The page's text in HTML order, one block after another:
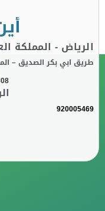
الرياض - المملكة
طريق ابي بكر الصديق –
920005469